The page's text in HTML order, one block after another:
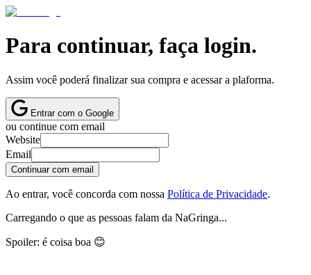
Para continuar, faça login.
Assim você poderá finalizar sua compra e acessar a plaforma.
Entrar com o Google
ou continue com email
Website
Email
Continuar com email
Ao entrar, você concorda com nossa Política de Privacidade.
Carregando o que as pessoas falam da NaGringa...
Spoiler: é coisa boa 😊